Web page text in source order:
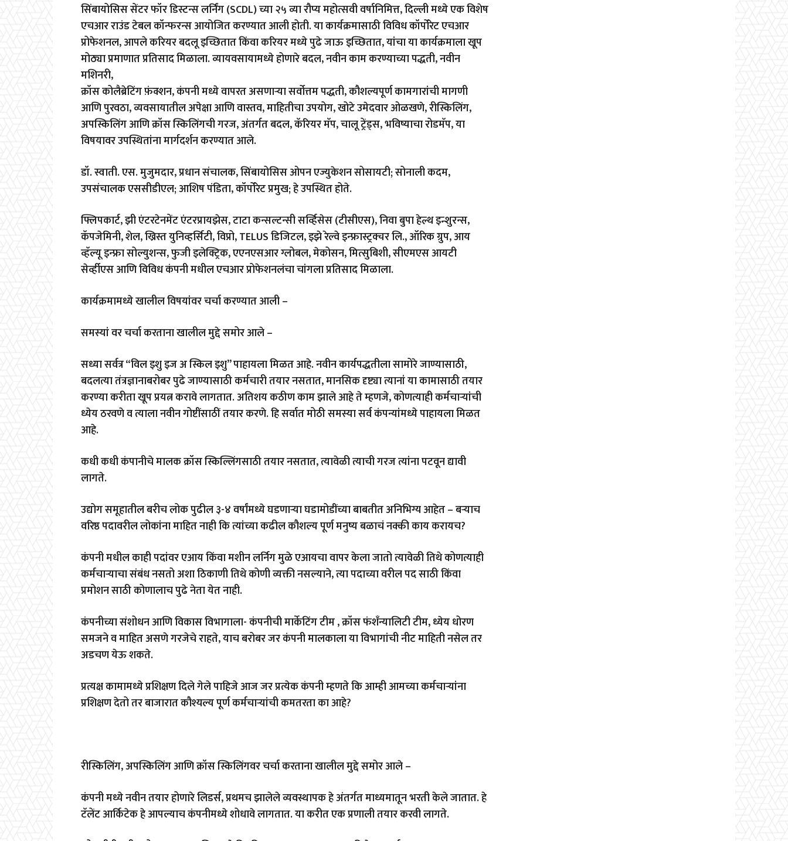
सिंबायोसिस सेंटर फॉर डिस्टन्स लर्निंग (SCDL) च्या २५ व्या रौप्य महोत्सवी वर्षानिमित्त, दिल्ली मध्ये एक विशेष
एचआर राउंड टेबल कॉन्फरन्स आयोजित करण्यात आली होती. या कार्यक्रमासाठी विविध कॉर्पोरेट एचआर
प्रोफेशनल, आपले करियर बदलू इच्छितात किंवा करियर मध्ये पुढे जाऊ इच्छितात, यांचा या कार्यक्रमाला खूप
मोठ्या प्रमाणात प्रतिसाद मिळाला. व्यायवसायामध्ये होणारे बदल, नवीन काम करण्याच्या पद्धती, नवीन
मशिनरी,
क्रॉस कोलैब्रेटिंग फ़ंक्शन, कंपनी मध्ये वापरत असणाऱ्या सर्वोत्तम पद्धती, कौशल्यपूर्ण कामगारांची मागणी
आणि पुरवठा, व्यवसायातील अपेक्षा आणि वास्तव, माहितीचा उपयोग, खोटे उमेदवार ओळखणे, रीस्किलिंग,
अपस्किलिंग आणि क्रॉस स्किलिंगची गरज, अंतर्गत बदल, कॅरियर मॅप, चालू ट्रेंड्स, भविष्याचा रोडमॅप, या
विषयावर उपस्थितांना मार्गदर्शन करण्यात आले.
डॉ. स्वाती. एस. मुजुमदार, प्रधान संचालक, सिंबायोसिस ओपन एज्युकेशन सोसायटी; सोनाली कदम,
उपसंचालक एससीडीएल; आशिष पंडिता, कॉर्पोरेट प्रमुख; हे उपस्थित होते.
फ्लिपकार्ट, झी एंटरटेनमेंट एंटरप्रायझेस, टाटा कन्सल्टन्सी सर्व्हिसेस (टीसीएस), निवा बुपा हेल्थ इन्शुरन्स,
कॅपजेमिनी, शेल, ख्रिस्त युनिव्हर्सिटी, विप्रो, TELUS डिजिटल, इझे रेल्वे इन्फ्रास्ट्रक्चर लि., ऑरिक ग्रुप, आय
व्हॅल्यू इन्फ्रा सोल्युशन्स, फुजी इलेक्ट्रिक, एएनएसआर ग्लोबल, मेकोसन, मित्सुबिशी, सीएमएस आयटी
सेर्व्हीएस आणि विविध कंपनी मधील एचआर प्रोफेशनलंचा चांगला प्रतिसाद मिळाला.
कार्यक्रमामध्ये खालील विषयांवर चर्चा करण्यात आली –
समस्यां वर चर्चा करताना खालील मुद्दे समोर आले –
सध्या सर्वत्र “विल इशु इज अ स्किल इशु” पाहायला मिळत आहे. नवीन कार्यपद्धतीला सामोरे जाण्यासाठी,
बदलत्या तंत्रज्ञानाबरोबर पुढे जाण्यासाठी कर्मचारी तयार नसतात, मानसिक दृष्ट्या त्यानां या कामासाठी तयार
करण्या करीता खूप प्रयत्न करावे लागतात. अतिशय कठीण काम झाले आहे ते म्हणजे, कोणत्याही कर्मचाऱ्यांची
ध्येय ठरवणे व त्याला नवीन गोष्टींसाठीं तयार करणे. हि सर्वात मोठी समस्या सर्व कंपन्यांमध्ये पाहायला मिळत
आहे.
कधी कधी कंपानीचे मालक क्रॉस स्किल्लिंगसाठी तयार नसतात, त्यावेळी त्याची गरज त्यांना पटवून द्यावी
लागते.
उद्योग समूहातील बरीच लोक पुढील ३-४ वर्षांमध्ये घडणाऱ्या घडामोडींच्या बाबतीत अनिभिग्य आहेत – बऱ्याच
वरिष्ठ पदावरील लोकांना माहित नाही कि त्यांच्या कढील कौशल्य पूर्ण मनुष्य बळाचं नक्की काय करायच?
कंपनी मधील काही पदांवर एआय किंवा मशीन लर्निग मुळे एआयचा वापर केला जातो त्यावेळी तिथे कोणत्याही
कर्मचाऱ्याचा संबंध नसतो अशा ठिकाणी तिथे कोणी व्यक्ती नसल्याने, त्या पदाच्या वरील पद साठी किंवा
प्रमोशन साठी कोणालाच पुढे नेता येत नाही.
कंपनीच्या संशोधन आणि विकास विभागाला- कंपनीची मार्केटिंग टीम , क्रॉस फंशँन्यालिटी टीम, ध्येय धोरण
समजने व माहित असणे गरजेचे राहते, याच बरोबर जर कंपनी मालकाला या विभागांची नीट माहिती नसेल तर
अडचण येऊ शकते.
प्रत्यक्ष कामामध्ये प्रशिक्षण दिले गेले पाहिजे आज जर प्रत्येक कंपनी म्हणते कि आम्ही आमच्या कर्मचाऱ्यांना
प्रशिक्षण देतो तर बाजारात कौश्यल्य पूर्ण कर्मचाऱ्यांची कमतरता का आहे?
रीस्किलिंग, अपस्किलिंग आणि क्रॉस स्किलिंगवर चर्चा करताना खालील मुद्दे समोर आले –
कंपनी मध्ये नवीन तयार होणारे लिडर्स, प्रथमच झालेले व्यवस्थापक हे अंतर्गत माध्यमातून भरती केले जातात. हे
टॅलेंट आर्किटेक हे आपल्याच कंपनीमध्ये शोधावे लागतात. या करीत एक प्रणाली तयार करवी लागते.